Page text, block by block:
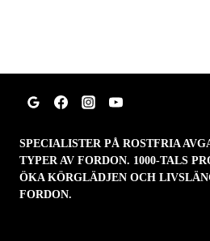
SPECIALISTER PÅ ROSTFRIA
TYPER AV FORDON. 1000-TALS
ÖKA KÖRGLÄDJEN OCH
FORDON.